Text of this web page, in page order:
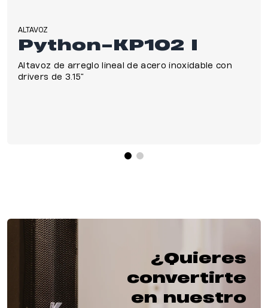
ALTAVOZ
Python-KP102 I
Altavoz de arreglo lineal de acero inoxidable con
drivers de 3.15”
¿Quieres
convertirte
en nuestro